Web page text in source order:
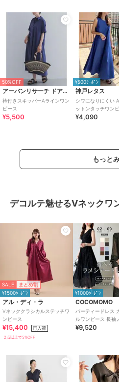
50%OFF
アーバンリサーチ ドアーズ
衿付きスキッパーAラインワン
ピース
¥5,500
¥500ｸｰﾎﾟﾝ
神戸レタス
シワになりにくい
ットンタッチワン
[E3264]
¥4,090
もっと
デコルテ魅せるVネックワ
SALE まとめ割
¥1500ｸｰﾎﾟﾝ
アル・ディ・ラ
Vネッククラシカルステッチワ
ンピース
¥15,400 再入荷
2点以上で5%OFF
¥1000ｸｰﾎﾟﾝ
COCOMOMO
パーティードレス
ルワンピース 長袖
ブ選べるタイプ Vネ
¥9,520